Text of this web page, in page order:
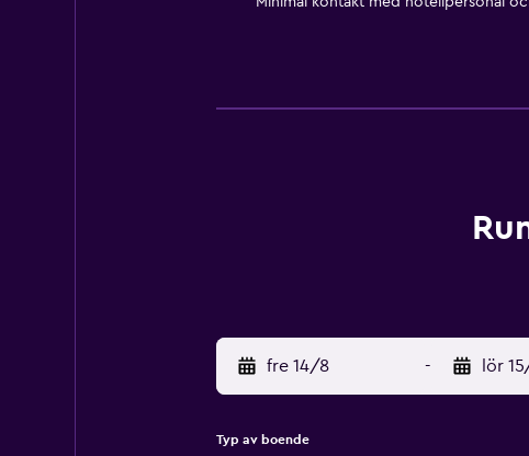
fre 14/8 - lör
Typ av boende